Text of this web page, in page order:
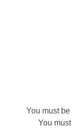
You must be
You must